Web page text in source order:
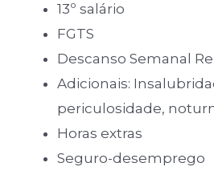
13º salário
FGTS
Descanso Semanal
Adicionais:
periculosidade,
Horas extras
Seguro-desemprego